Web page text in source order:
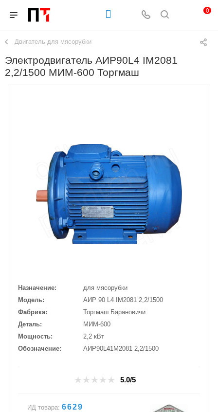
0
Двигатель для мясорубки
Электродвигатель АИР90L4 IM2081
2,2/1500 МИМ-600 Торгмаш
Назначение
для мясорубки
Модель
АИР 90 L4 IM2081 2,2/1500
Фабрика
Торгмаш Барановичи
Деталь
МИМ-600
Мощность
2,2 кВт
Обозначение
АИР90L41М2081 2,2/1500
5.0/5
ИД товара: 6629